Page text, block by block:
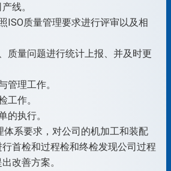
线。
ISO质量管理要求进行评审以及相
质量问题进行统计上报、并及时更
管理工作。
工作。
的执行。
体系要求，对公司的机加工和装配
首检和过程检和终检发现公司过程
改善方案。